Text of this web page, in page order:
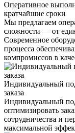
Оперативное
кратчайшие сроки
Мы предлагаем
сложности — от
Современное
процесса
компромиссов в
Индивидуальный
заказа
Индивидуальный
оптимизировать
сотрудничества и
максимальной